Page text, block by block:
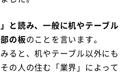
と読み、一般に机やテーブル
の板のことを言います。
ると、机やテーブル以外にも
の人の住む「業界」によって